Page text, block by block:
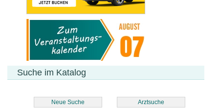
Suche im Katalog
Neue Suche Arztsuche